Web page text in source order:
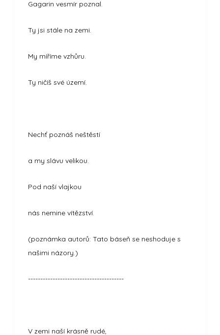
Gagarin vesmír poznal.
Ty jsi stále na zemi.
My míříme vzhůru.
Ty ničíš své území.
Nechť poznáš neštěstí
a my slávu velikou.
Pod naší vlajkou
nás nemine vítězství.
(poznámka autorů: Tato báseň se neshoduje s
našimi názory.)
---------------------------------------
V zemi naší krásně rudé,